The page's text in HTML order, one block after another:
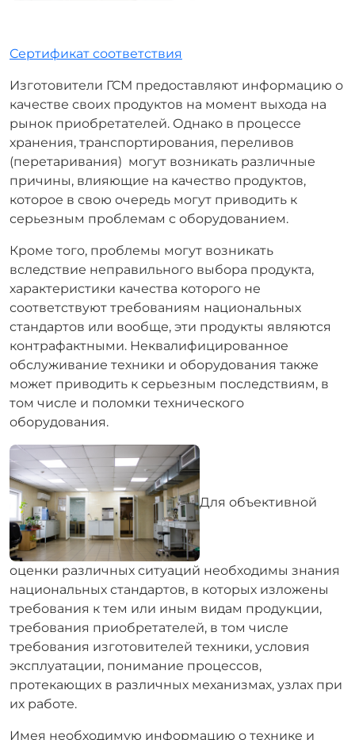
Сертификат соответствия
Изготовители ГСМ предоставляют информацию о
качестве своих продуктов на момент выхода на
рынок приобретателей. Однако в процессе
хранения, транспортирования, переливов
(перетаривания) могут возникать различные
причины, влияющие на качество продуктов,
которое в свою очередь могут приводить к
серьезным проблемам с оборудованием.
Кроме того, проблемы могут возникать
вследствие неправильного выбора продукта,
характеристики качества которого не
соответствуют требованиям национальных
стандартов или вообще, эти продукты являются
контрафактными. Неквалифицированное
обслуживание техники и оборудования также
может приводить к серьезным последствиям, в
том числе и поломки технического
оборудования.
Для объективной
оценки различных ситуаций необходимы знания
национальных стандартов, в которых изложены
требования к тем или иным видам продукции,
требования приобретателей, в том числе
требования изготовителей техники, условия
эксплуатации, понимание процессов,
протекающих в различных механизмах, узлах при
их работе.
Имея необходимую информацию о технике и